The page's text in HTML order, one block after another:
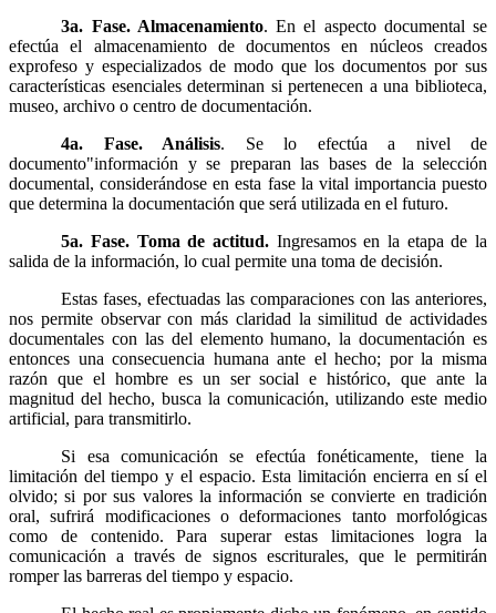
3a. Fase. Almacenamiento. En el aspecto documental se
efectúa el almacenamiento de documentos en núcleos creados
exprofeso y especializados de modo que los documentos por sus
características esenciales determinan si pertenecen a una biblioteca,
museo, archivo o centro de documentación.
4a. Fase. Análisis. Se lo efectúa a nivel de
documento"información y se preparan las bases de la selección
documental, considerándose en esta fase la vital importancia puesto
que determina la documentación que será utilizada en el futuro.
5a. Fase. Toma de actitud.Ingresamos en la etapa de la
salida de la información, lo cual permite una toma de decisión.
Estas fases, efectuadas las comparaciones con las anteriores,
nos permite observar con más claridad la similitud de actividades
documentales con las del elemento humano, la documentación es
entonces una consecuencia humana ante el hecho; por la misma
razón que el hombre es un ser social e histórico, que ante la
magnitud del hecho, busca la comunicación, utilizando este medio
artificial, para transmitirlo.
Si esa comunicación se efectúa fonéticamente, tiene la
limitación del tiempo y el espacio. Esta limitación encierra en sí el
olvido; si por sus valores la información se convierte en tradición
oral, sufrirá modificaciones o deformaciones tanto morfológicas
como de contenido. Para superar estas limitaciones logra la
comunicación a través de signos escriturales, que le permitirán
romper las barreras del tiempo y espacio.